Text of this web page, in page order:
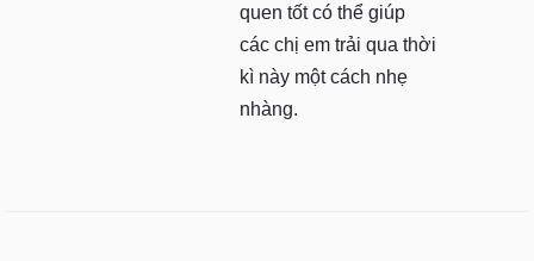
quen tốt có thể giúp
các chị em trải qua thời
kì này một cách nhẹ
nhàng.